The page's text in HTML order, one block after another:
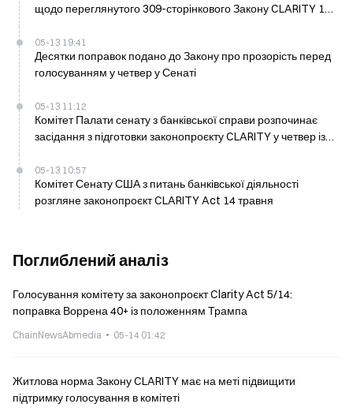
щодо переглянутого 309-сторінкового Закону CLARITY 14
05-13 19:41
Десятки поправок подано до Закону про прозорість перед
голосуванням у четвер у Сенаті
05-13 11:12
Комітет Палати сенату з банківської справи розпочинає
засідання з підготовки законопроєкту CLARITY у четвер із
05-13 10:57
Комітет Сенату США з питань банківської діяльності
розгляне законопроєкт CLARITY Act 14 травня
Поглиблений аналіз
Голосування комітету за законопроєкт Clarity Act 5/14:
поправка Воррена 40+ із положенням Трампа
ChainNewsAbmedia 05-14 01:42
Житлова норма Закону CLARITY має на меті підвищити
підтримку голосування в комітеті